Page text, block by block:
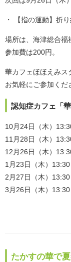
【指の運動】折
場所は、海津総合福
参加費は200円。
華カフェほほえみス
お気軽にご参加くだ
認知症カフェ「
10月24日（木）
11月28日（木）
12月26日（木）
1月23日（木）
2月27日（木）
3月26日（木）
たかすの華で